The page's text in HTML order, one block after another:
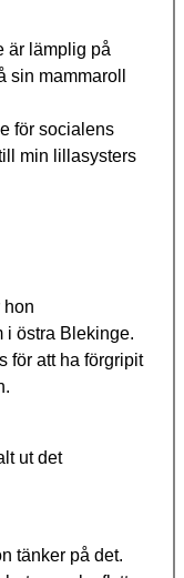
är lämplig på
sin mammaroll
för socialens
min lillasysters
hon
i östra Blekinge.
för att ha förgripit
ut det
tänker på det.